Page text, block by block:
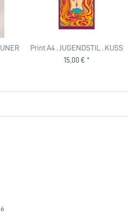
Print A4 . JUGENDSTIL . KUSS
FARBE . edited by...
15,00 € *